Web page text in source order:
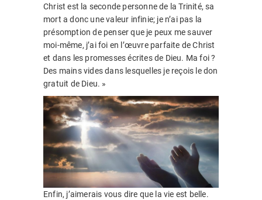
Christ est la seconde personne de la Trinité, sa
mort a donc une valeur infinie; je n’ai pas la
présomption de penser que je peux me sauver
moi-même, j’ai foi en l’œuvre parfaite de Christ
et dans les promesses écrites de Dieu. Ma foi ?
Des mains vides dans lesquelles je reçois le don
gratuit de Dieu. »
Enfin, j’aimerais vous dire que la vie est belle.